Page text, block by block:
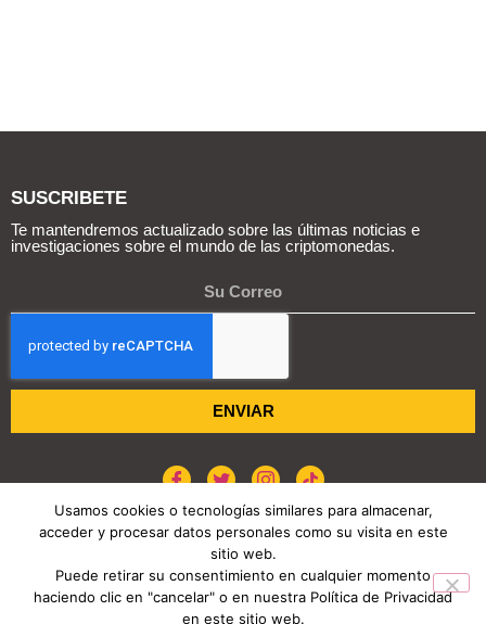
SUSCRIBETE
Te mantendremos actualizado sobre las últimas noticias e
investigaciones sobre el mundo de las criptomonedas.
ENVIAR
COPYRIGHT © 2026 REPORTE CRIPTO
POLÍTICA DE COOKIES
Usamos cookies o tecnologías similares para almacenar,
acceder y procesar datos personales como su visita en este
sitio web.
Puede retirar su consentimiento en cualquier momento
haciendo clic en "cancelar" o en nuestra Política de Privacidad
en este sitio web.